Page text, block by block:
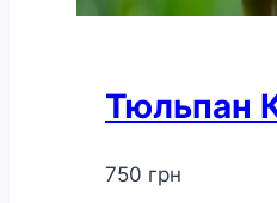
Тюльпан
750 грн